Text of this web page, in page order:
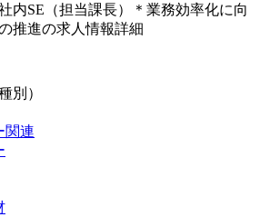
内SE（担当課長）＊業務効率化に向
推進の求人情報詳細
別）
関連